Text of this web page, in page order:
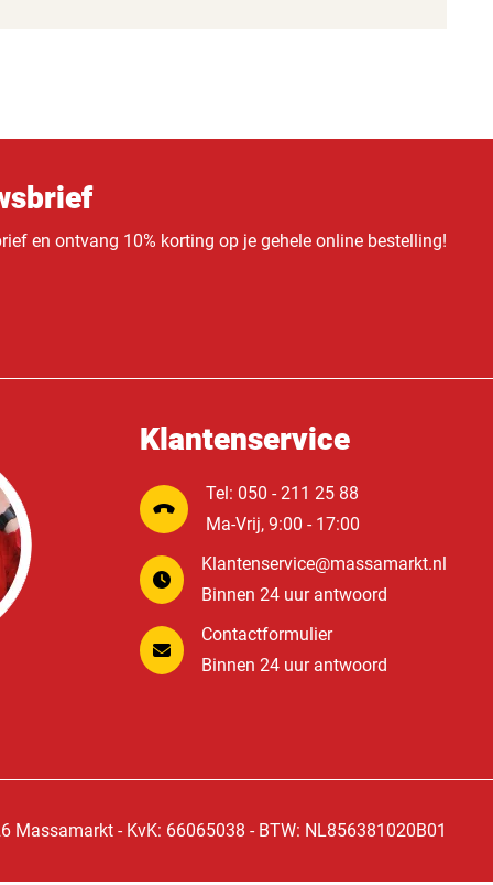
en ontvang 10% korting op je gehele online bestelling!
Klantenservice
Tel: 050 - 211 25 88
Ma-Vrij, 9:00 - 17:00
Klantenservice@massamarkt.nl
Binnen 24 uur antwoord
Contactformulier
Binnen 24 uur antwoord
Massamarkt - KvK: 66065038 - BTW: NL856381020B01